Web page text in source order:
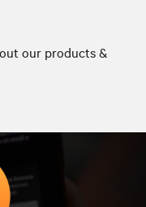
our products &